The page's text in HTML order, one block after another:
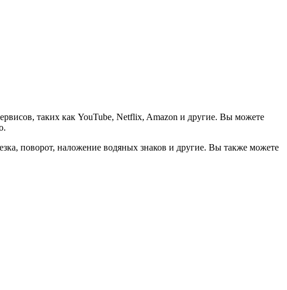
таких как YouTube, Netflix, Amazon и другие. Вы можете
поворот, наложение водяных знаков и другие. Вы также можете